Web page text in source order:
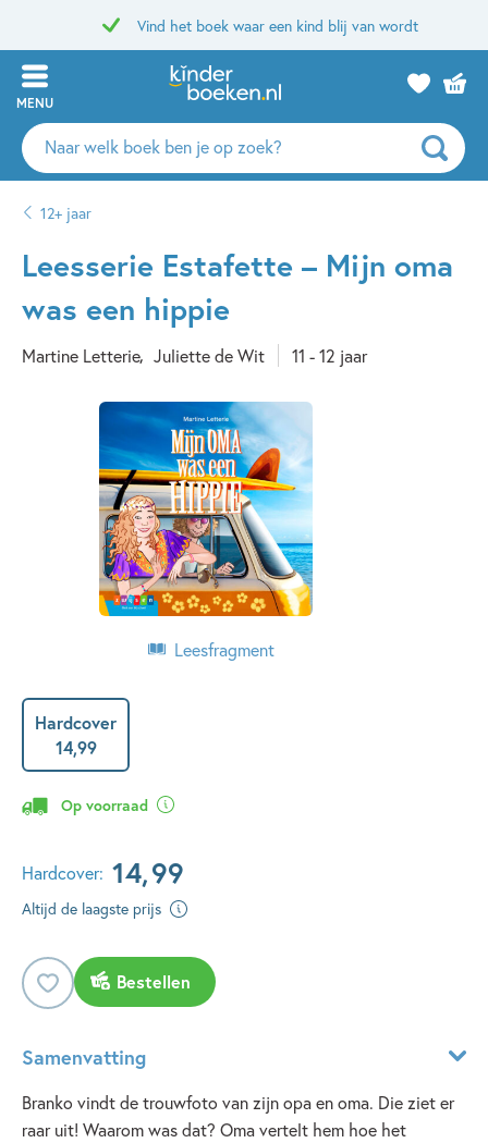
Vind het boek waar een kind blij van wordt
MENU
Zoeken
naar
auteurs
uitgevers
12+ jaar
Leesserie Estafette – Mijn oma
was een hippie
Martine Letterie Juliette de Wit 11 - 12 jaar
Leesfragment
Hardcover
14,99
Op voorraad
Hardcover: 14,99
Altijd de laagste prijs
Bestellen
Samenvatting
Branko vindt de trouwfoto van zijn opa en oma. Die ziet er
raar uit! Waarom was dat? Oma vertelt hem hoe het